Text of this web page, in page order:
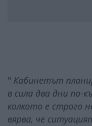
" Кабинетът
в сила два дни по-
колкото е строго
вярва, че